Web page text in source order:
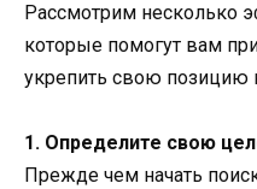
Рассмотрим несколько
которые помогут вам
укрепить свою позицию
1. Определите свою
Прежде чем начать